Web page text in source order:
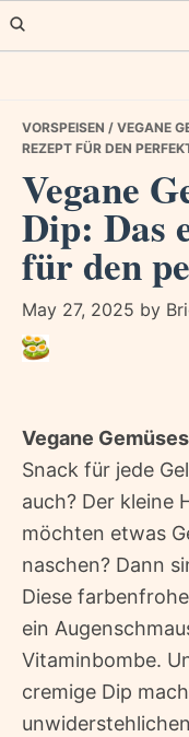
Skip
to
Skip
to
Skip
to
VORSPEISEN / VEGANE
REZEPT FÜR DEN
Vegane
Dip: Das
für den
May 27, 2025 by
Vegane
Snack für jede
auch? Der kleine
möchten etwas
naschen? Dann
Diese
ein
Vitaminbombe.
cremige Dip